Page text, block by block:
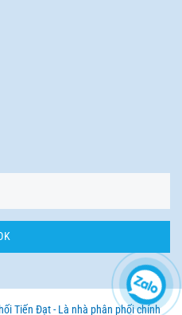
Tiến Đạt - Là nhà phân phối chính